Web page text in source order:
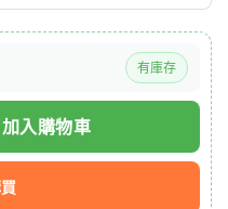
有庫存
1支 數量
加入購物車